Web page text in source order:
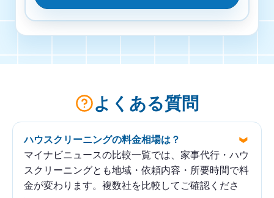
所在地
長野県茅野市北山4902-2、ハウスクリーニング
日 9時00分～17時00分 / 日曜日 定休日
365日対応
対応エリア
長野県 CHINO
見積もり料金
よくある質問
ハウスクリーニングの料金相場は？
マイナビニュースの比較一覧では、家事代行・ハウ
スクリーニングとも地域・依頼内容・所要時間で料
金が変わります。複数社を比較してご確認くださ